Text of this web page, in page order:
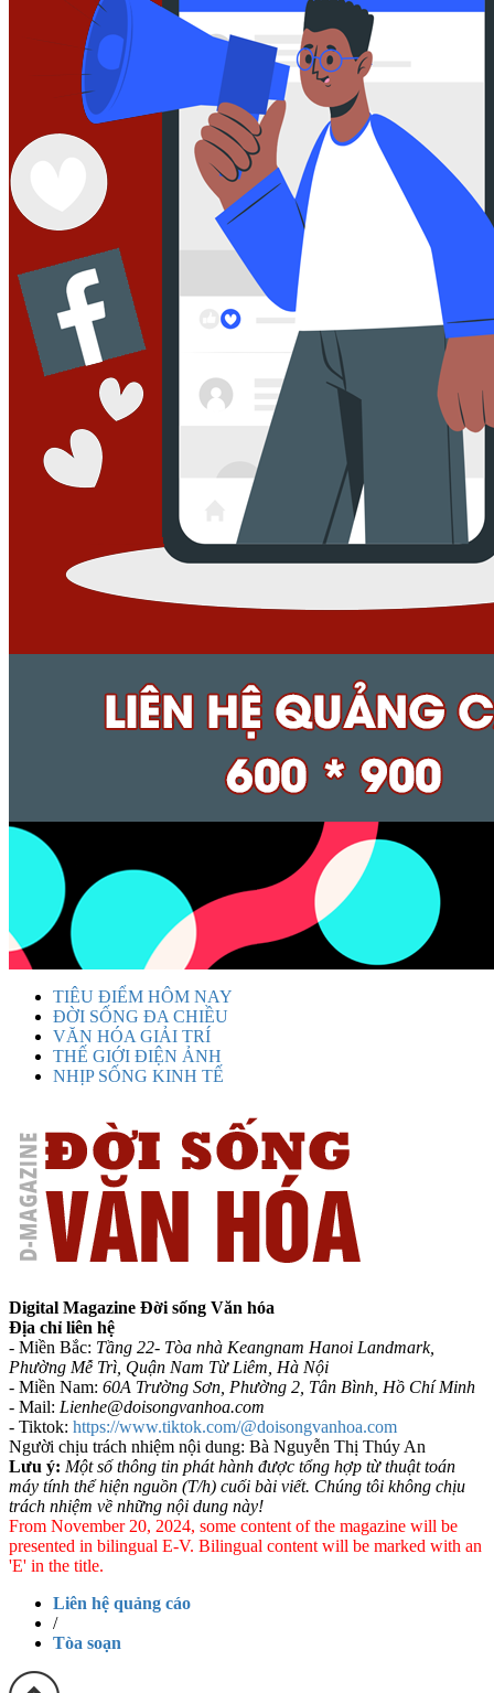
TIÊU ĐIỂM HÔM NAY
ĐỜI SỐNG ĐA CHIỀU
VĂN HÓA GIẢI TRÍ
THẾ GIỚI ĐIỆN ẢNH
NHỊP SỐNG KINH TẾ
Digital Magazine Đời sống Văn hóa
Địa chỉ liên hệ
- Miền Bắc: Tầng 22- Tòa nhà Keangnam Hanoi Landmark,
Phường Mễ Trì, Quận Nam Từ Liêm, Hà Nội
- Miền Nam: 60A Trường Sơn, Phường 2, Tân Bình, Hồ Chí Minh
- Mail: Lienhe@doisongvanhoa.com
- Tiktok: https://www.tiktok.com/@doisongvanhoa.com
Người chịu trách nhiệm nội dung: Bà Nguyễn Thị Thúy An
Lưu ý: Một số thông tin phát hành được tổng hợp từ thuật toán
máy tính thể hiện nguồn (T/h) cuối bài viết. Chúng tôi không chịu
trách nhiệm về những nội dung này!
From November 20, 2024, some content of the magazine will be
presented in bilingual E-V. Bilingual content will be marked with an
'E' in the title.
Liên hệ quảng cáo
/
Tòa soạn